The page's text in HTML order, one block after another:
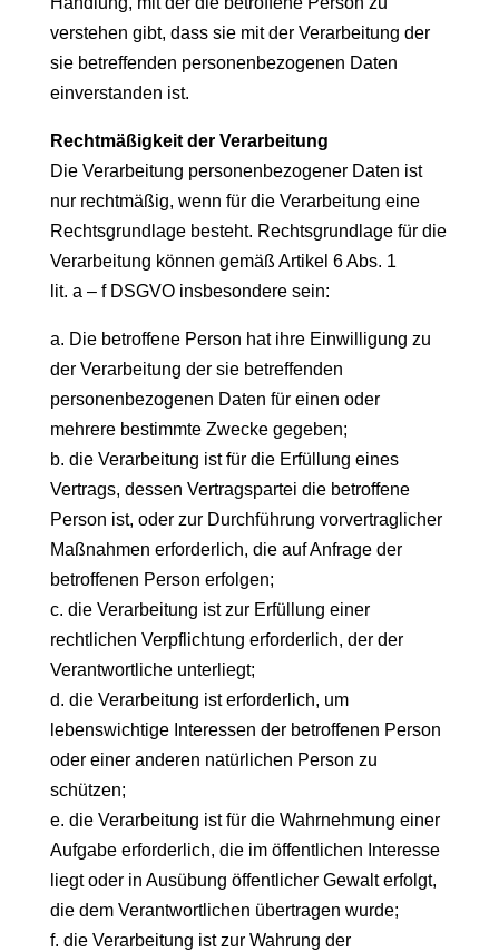
verstehen gibt, dass sie mit der Verarbeitung der
sie betreffenden personenbezogenen Daten
einverstanden ist.
Rechtmäßigkeit der Verarbeitung
Die Verarbeitung personenbezogener Daten ist
nur rechtmäßig, wenn für die Verarbeitung eine
Rechtsgrundlage besteht. Rechtsgrundlage für die
Verarbeitung können gemäß Artikel 6 Abs. 1
lit. a – f DSGVO insbesondere sein:
a. Die betroffene Person hat ihre Einwilligung zu
der Verarbeitung der sie betreffenden
personenbezogenen Daten für einen oder
mehrere bestimmte Zwecke gegeben;
b. die Verarbeitung ist für die Erfüllung eines
Vertrags, dessen Vertragspartei die betroffene
Person ist, oder zur Durchführung vorvertraglicher
Maßnahmen erforderlich, die auf Anfrage der
betroffenen Person erfolgen;
c. die Verarbeitung ist zur Erfüllung einer
rechtlichen Verpflichtung erforderlich, der der
Verantwortliche unterliegt;
d. die Verarbeitung ist erforderlich, um
lebenswichtige Interessen der betroffenen Person
oder einer anderen natürlichen Person zu
schützen;
e. die Verarbeitung ist für die Wahrnehmung einer
Aufgabe erforderlich, die im öffentlichen Interesse
liegt oder in Ausübung öffentlicher Gewalt erfolgt,
die dem Verantwortlichen übertragen wurde;
f. die Verarbeitung ist zur Wahrung der